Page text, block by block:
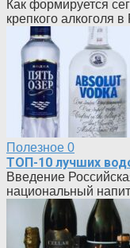
Как формируется
крепкого алкоголя
Полезное 0
ТОП-10 лучших
Введение
национальный